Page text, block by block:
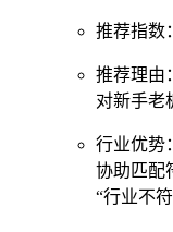
推荐指
推荐理由
对新手老
行业优势
协助匹配
“行业不符